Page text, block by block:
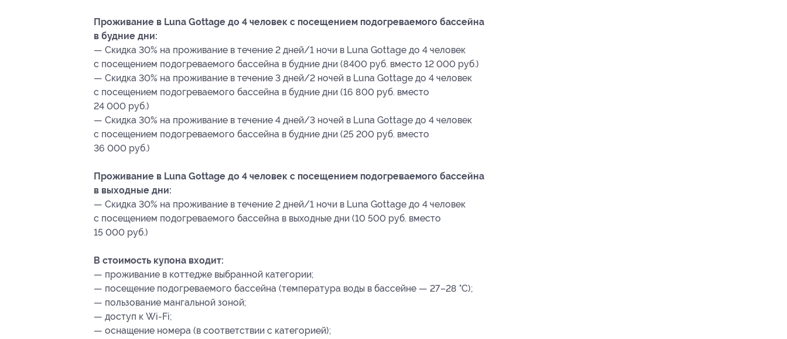
Проживание в Luna Gottage до 4 человек с посещением подогреваемого бассейна
в будние дни:
— Скидка 30% на проживание в течение 2 дней/1 ночи в Luna Gottage до 4 человек
с посещением подогреваемого бассейна в будние дни (8400 руб. вместо 12 000 руб.)
— Скидка 30% на проживание в течение 3 дней/2 ночей в Luna Gottage до 4 человек
с посещением подогреваемого бассейна в будние дни (16 800 руб. вместо
24 000 руб.)
— Скидка 30% на проживание в течение 4 дней/3 ночей в Luna Gottage до 4 человек
с посещением подогреваемого бассейна в будние дни (25 200 руб. вместо
36 000 руб.)
Проживание в Luna Gottage до 4 человек с посещением подогреваемого бассейна
в выходные дни:
— Скидка 30% на проживание в течение 2 дней/1 ночи в Luna Gottage до 4 человек
с посещением подогреваемого бассейна в выходные дни (10 500 руб. вместо
15 000 руб.)
В стоимость купона входит:
— проживание в коттедже выбранной категории;
— посещение подогреваемого бассейна (температура воды в бассейне — 27–28 °C);
— пользование мангальной зоной;
— доступ к Wi-Fi;
— оснащение номера (в соответствии с категорией);